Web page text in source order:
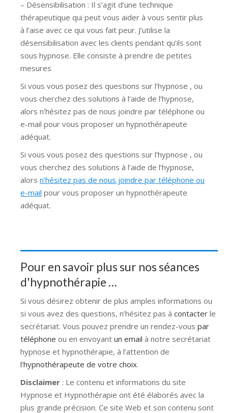
– Désensibilisation : Il s’agit d’une technique
thérapeutique qui peut vous aider à vous sentir plus
à l’aise avec ce qui vous fait peur. J’utilise la
désensibilisation avec les clients pendant qu’ils sont
sous hypnose. Elle consiste à prendre de petites
mesures
Si vous vous posez des questions sur l’hypnose , ou
vous cherchez des solutions à l’aide de l’hypnose,
alors n’hésitez pas de nous joindre par téléphone ou
e-mail pour vous proposer un hypnothérapeute
adéquat.
Si vous vous posez des questions sur l’hypnose , ou
vous cherchez des solutions à l’aide de l’hypnose,
alors n’hésitez pas de nous joindre par téléphone ou
e-mail pour vous proposer un hypnothérapeute
adéquat.
Pour en savoir plus sur nos séances
d'hypnothérapie …
Si vous désirez obtenir de plus amples informations ou
si vous avez des questions, n’hésitez pas à contacter le
secrétariat. Vous pouvez prendre un rendez-vous par
téléphone ou en envoyant un email à notre secrétariat
hypnose et hypnothérapie, à l’attention de
l'hypnothérapeute de votre choix.
Disclaimer : Le contenu et informations du site
Hypnose et Hypnothérapie ont été élaborés avec la
plus grande précision. Ce site Web et son contenu sont